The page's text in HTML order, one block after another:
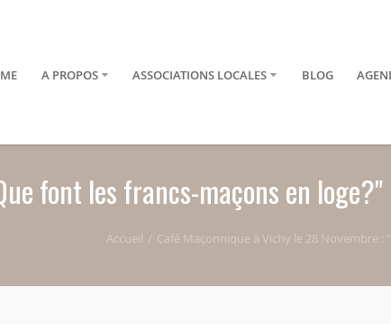
A PROPOS ASSOCIATIONS LOCALES BLOG
font les francs-maçons en loge?"
Accueil Café Maçonnique à Vichy le 28 Novembre